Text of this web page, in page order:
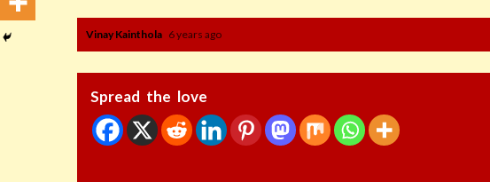
Vinay Kainthola 6 years ago
Spread the love